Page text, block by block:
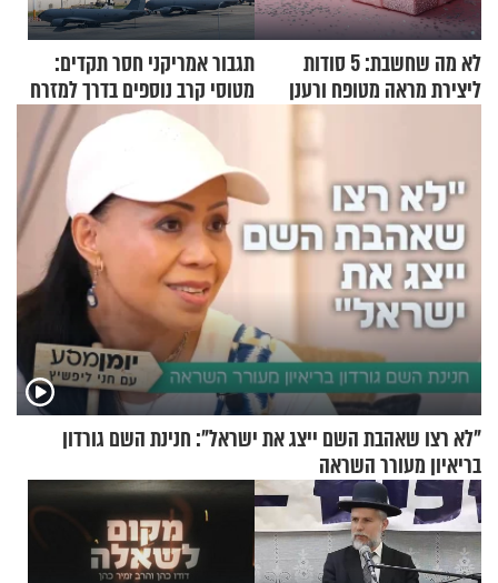
לא מה שחשבת: 5 סודות
ליצירת מראה מטופח ורענן
תגבור אמריקני חסר תקדים:
מטוסי קרב נוספים בדרך למזרח
"לא רצו שאהבת השם ייצג את ישראל": חנינת השם גורדון
בריאיון מעורר השראה